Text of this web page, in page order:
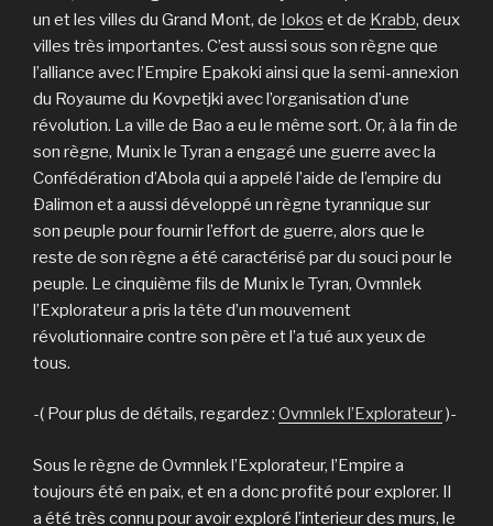
un et les villes du Grand Mont, de Iokos et de Krabb, deux
villes très importantes. C’est aussi sous son règne que
l’alliance avec l’Empire Epakoki ainsi que la semi-annexion
du Royaume du Kovpetjki avec l’organisation d’une
révolution. La ville de Bao a eu le même sort. Or, à la fin de
son règne, Munix le Tyran a engagé une guerre avec la
Confédération d’Abola qui a appelé l’aide de l’empire du
Ðalimon et a aussi développé un règne tyrannique sur
son peuple pour fournir l’effort de guerre, alors que le
reste de son règne a été caractérisé par du souci pour le
peuple. Le cinquième fils de Munix le Tyran, Ovmnlek
l’Explorateur a pris la tête d’un mouvement
révolutionnaire contre son père et l’a tué aux yeux de
tous.
-( Pour plus de détails, regardez : Ovmnlek l’Explorateur)-
Sous le règne de Ovmnlek l’Explorateur, l’Empire a
toujours été en paix, et en a donc profité pour explorer. Il
a été très connu pour avoir exploré l’interieur des murs, le